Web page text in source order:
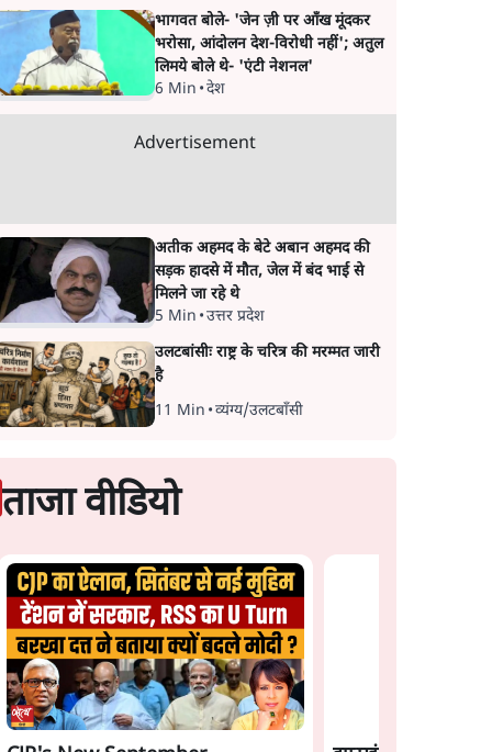
Urmilesh Exposes
Voter List Plan: क्या
पिछड़ों और दलितों का वोट
काट देगी BJP?
Govt's Panic! |
भागवत बोले- 'जेन ज़ी पर आँख मूंदकर
भरोसा, आंदोलन देश-विरोधी नहीं'; अतुल
लिमये बोले थे- 'एंटी नेशनल'
6 Min •देश
Advertisement
अतीक अहमद के बेटे अबान अहमद की
सड़क हादसे में मौत, जेल में बंद भाई से
मिलने जा रहे थे
5 Min •उत्तर प्रदेश
उलटबांसीः राष्ट्र के चरित्र की मरम्मत जारी
है
11 Min •व्यंग्य/उलटबाँसी
ताजा वीडियो